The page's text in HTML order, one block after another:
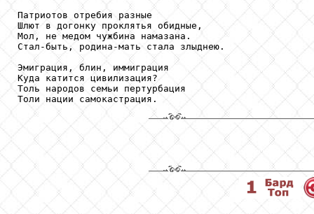
Патриотов отребия разные
Шлют в догонку проклятья обидные,
Мол, не медом чужбина намазана.
Стал-быть, родина-мать стала злыднею.
Эмиграция, блин, иммиграция
Куда катится цивилизация?
Толь народов семьи пертурбация